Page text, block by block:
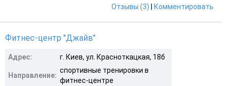
Отзывы (3)
Комментировать
Фитнес-центр "Джайв"
Адрес: г. Киев, ул. Красноткацкая, 18б
Направление:
спортивные тренировки в
фитнес-центре